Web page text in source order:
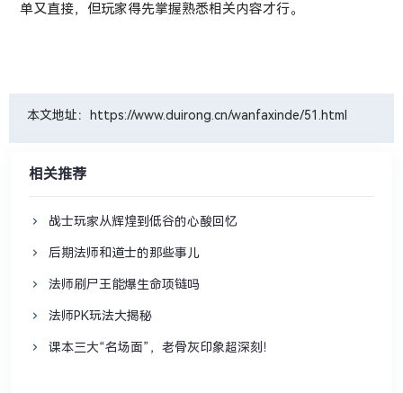
单又直接，但玩家得先掌握熟悉相关内容才行。
本文地址：https://www.duirong.cn/wanfaxinde/51.html
相关推荐
战士玩家从辉煌到低谷的心酸回忆
后期法师和道士的那些事儿
法师刷尸王能爆生命项链吗
法师PK玩法大揭秘
课本三大“名场面”，老骨灰印象超深刻！